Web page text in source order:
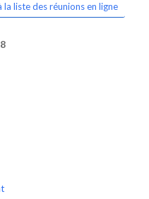
la liste des réunions en ligne